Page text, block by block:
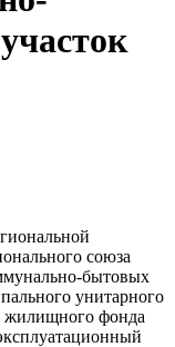
союза
бытовых
унитарного
жилищного фонда